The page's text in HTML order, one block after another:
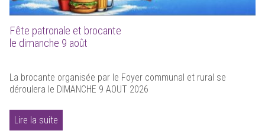
Fête patronale et brocante
le dimanche 9 août
La brocante organisée par le Foyer communal et rural se
déroulera le DIMANCHE 9 AOUT 2026
Lire la suite